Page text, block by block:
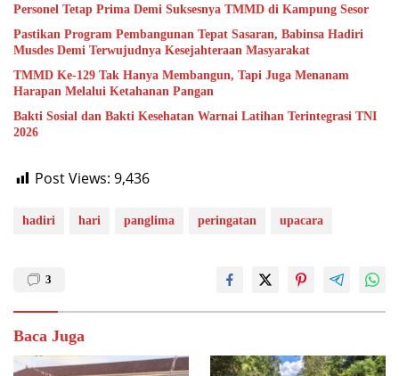
Personel Tetap Prima Demi Suksesnya TMMD di Kampung Sesor
Pastikan Program Pembangunan Tepat Sasaran, Babinsa Hadiri
Musdes Demi Terwujudnya Kesejahteraan Masyarakat
TMMD Ke-129 Tak Hanya Membangun, Tapi Juga Menanam
Harapan Melalui Ketahanan Pangan
Bakti Sosial dan Bakti Kesehatan Warnai Latihan Terintegrasi TNI
2026
Post Views: 9,436
hadiri hari panglima peringatan upacara
3
Baca Juga